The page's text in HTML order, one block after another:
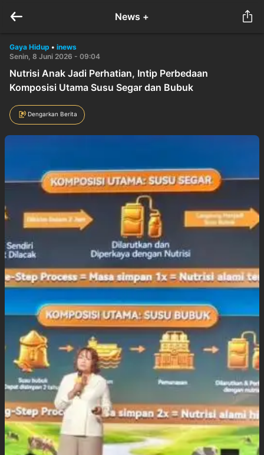
News +
Gaya Hidup • inews
Senin, 8 Juni 2026 - 09:04
Nutrisi Anak Jadi Perhatian, Intip Perbedaan
Komposisi Utama Susu Segar dan Bubuk
Dengarkan Berita